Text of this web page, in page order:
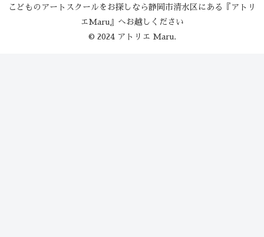
こどものアートスクールをお探しなら静岡市清水区にある『アトリ
エMaru』へお越しください
© 2024 アトリエ Maru.